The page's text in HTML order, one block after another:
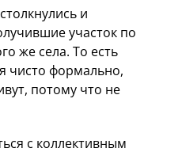
и
участок по
же села. То есть
чисто формально,
потому что не
с коллективным